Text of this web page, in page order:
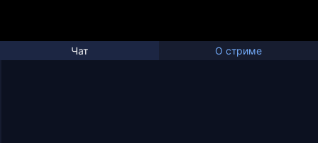
Чат О стриме